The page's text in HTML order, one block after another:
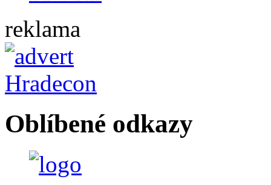
reklama
Oblíbené odkazy